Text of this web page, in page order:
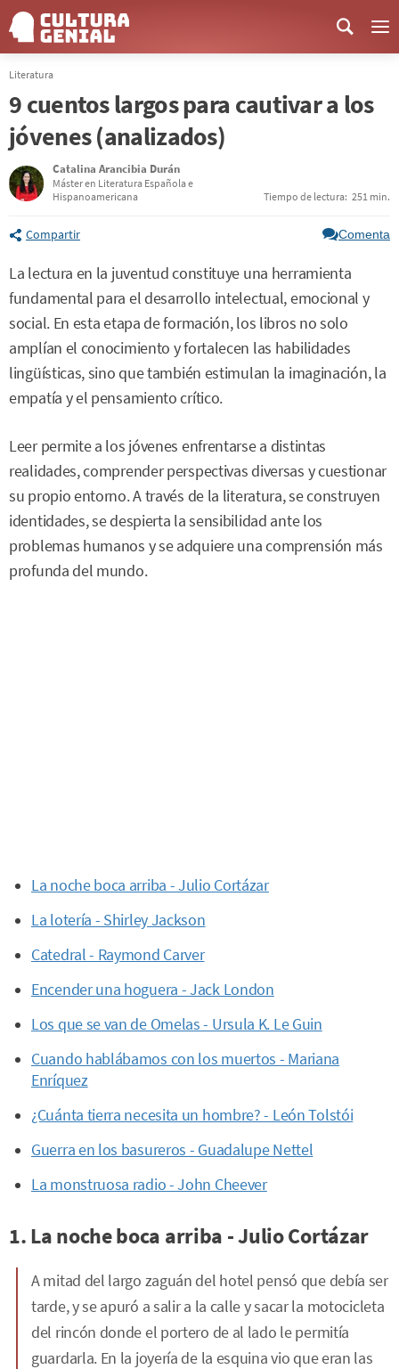
Literatura
9 cuentos largos para cautivar a los
jóvenes (analizados)
Catalina Arancibia Durán
Máster en Literatura Española e
Hispanoamericana
Tiempo de lectura: 251 min.
Compartir Comenta
La lectura en la juventud constituye una herramienta
fundamental para el desarrollo intelectual, emocional y
social. En esta etapa de formación, los libros no solo
amplían el conocimiento y fortalecen las habilidades
lingüísticas, sino que también estimulan la imaginación, la
empatía y el pensamiento crítico.
Leer permite a los jóvenes enfrentarse a distintas
realidades, comprender perspectivas diversas y cuestionar
su propio entorno. A través de la literatura, se construyen
identidades, se despierta la sensibilidad ante los
problemas humanos y se adquiere una comprensión más
profunda del mundo.
La noche boca arriba - Julio Cortázar
La lotería - Shirley Jackson
Catedral - Raymond Carver
Encender una hoguera - Jack London
Los que se van de Omelas - Ursula K. Le Guin
Cuando hablábamos con los muertos - Mariana
Enríquez
¿Cuánta tierra necesita un hombre? - León Tolstói
Guerra en los basureros - Guadalupe Nettel
La monstruosa radio - John Cheever
1. La noche boca arriba - Julio Cortázar
A mitad del largo zaguán del hotel pensó que debía ser
tarde, y se apuró a salir a la calle y sacar la motocicleta
del rincón donde el portero de al lado le permitía
guardarla. En la joyería de la esquina vio que eran las